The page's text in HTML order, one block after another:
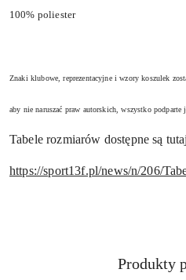
100% poliester
Znaki klubowe, reprezentacyjne i wzory koszulek
aby nie naruszać praw autorskich, wszystko podparte
Tabele rozmiarów dostępne są
https://sport13f.pl/news/n/206/
Pomiń karuzelęProdukty
Produkty